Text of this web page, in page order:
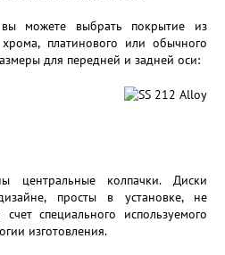
можете выбрать покрытие из
платинового или обычного
для передней и задней оси:
центральные колпачки. Диски
просты в установке, не
специального используемого
изготовления.